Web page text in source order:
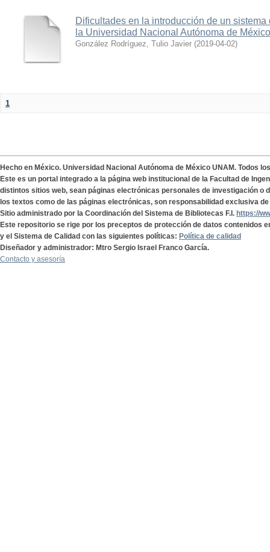
Dificultades en la introducción de un
la Universidad Nacional Autónoma de
González Rodríguez, Tulio Javier (2019-04-02)
1
Hecho en México. Universidad Nacional Autónoma de México UNAM. Todos
Este es un portal integrado a la página web institucional de la Facultad de
distintos sitios web, sean páginas electrónicas personales de investigación o
los textos como de las páginas electrónicas, son responsabilidad exclusiva
Sitio administrado por la Coordinación del Sistema de Bibliotecas F.I. https://
Este repositorio se rige por los preceptos de protección de datos contenidos
y el Sistema de Calidad con las siguientes políticas: Política de calidad
Diseñador y administrador: Mtro Sergio Israel Franco García.
Contacto y asesoría